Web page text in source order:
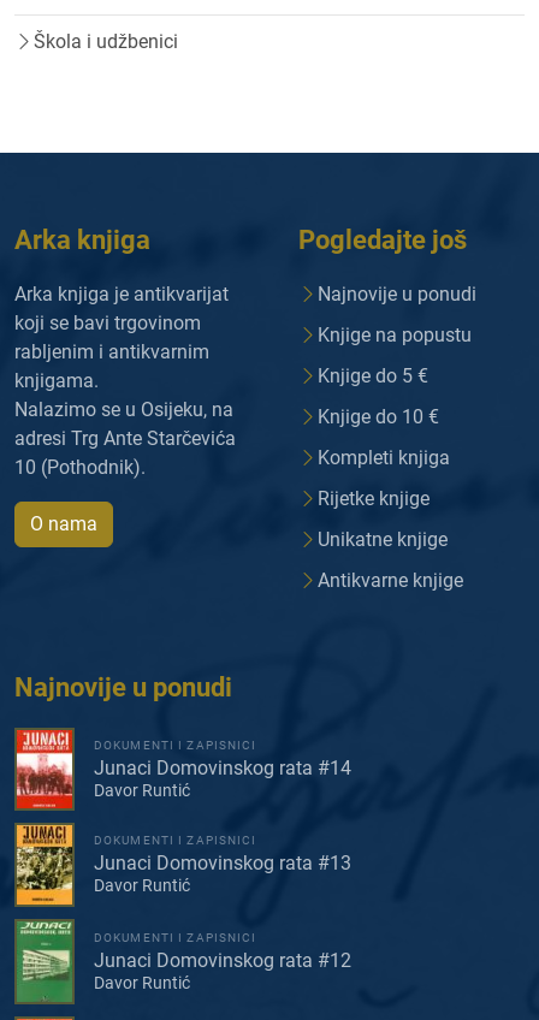
Škola i udžbenici
Arka knjiga
Arka knjiga je antikvarijat
koji se bavi trgovinom
rabljenim i antikvarnim
knjigama.
Nalazimo se u Osijeku, na
adresi Trg Ante Starčevića
10 (Pothodnik).
O nama
Pogledajte još
Najnovije u ponudi
Knjige na popustu
Knjige do 5 €
Knjige do 10 €
Kompleti knjiga
Rijetke knjige
Unikatne knjige
Antikvarne knjige
Najnovije u ponudi
DOKUMENTI I ZAPISNICI
Junaci Domovinskog rata #14
Davor Runtić
DOKUMENTI I ZAPISNICI
Junaci Domovinskog rata #13
Davor Runtić
DOKUMENTI I ZAPISNICI
Junaci Domovinskog rata #12
Davor Runtić